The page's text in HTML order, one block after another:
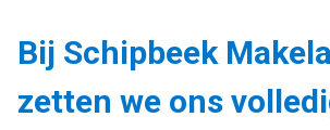
Bij Schipbeek
zetten we ons